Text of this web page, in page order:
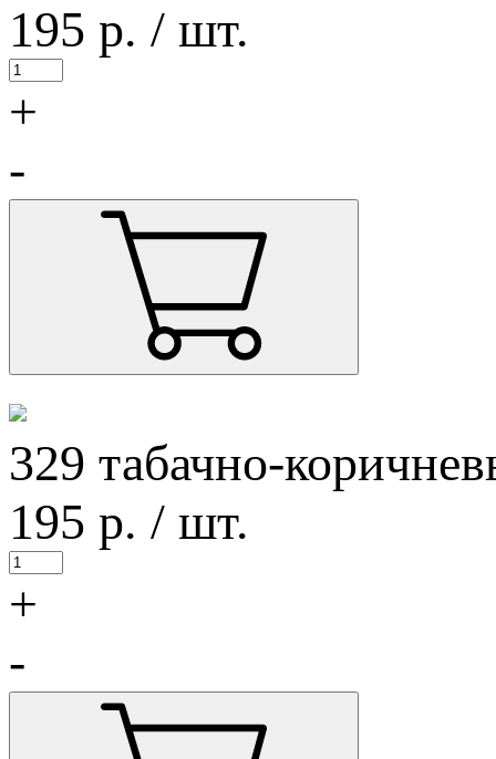
195 р. / шт.
+
-
329 табачно-
195 р. / шт.
+
-